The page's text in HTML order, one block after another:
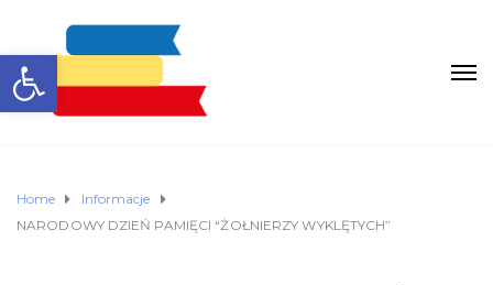
Otwórz pasek narzędzi
Home
Informacje
NARODOWY DZIEŃ PAMIĘCI “ŻOŁNIERZY WYKLĘTYCH”